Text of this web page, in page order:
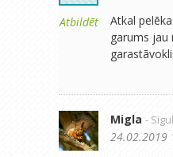
Atbildēt
Atkal
garums jau
Migla -
24.02.2019